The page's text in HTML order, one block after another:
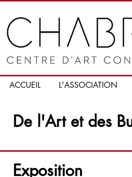
De l'Art et des
Exposition
ACCUEIL L'ASSOCIATION